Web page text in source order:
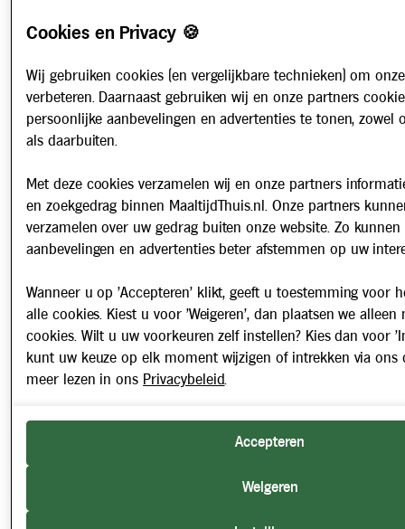
Cookies en Privacy 🍪
Wij gebruiken cookies (en vergelijkbare technieken) om
verbeteren. Daarnaast gebruiken wij en onze partners
persoonlijke aanbevelingen en advertenties te tonen, zowel
als daarbuiten.
Met deze cookies verzamelen wij en onze partners
en zoekgedrag binnen MaaltijdThuis.nl. Onze partners
verzamelen over uw gedrag buiten onze website. Zo kunnen
aanbevelingen en advertenties beter afstemmen op uw
Wanneer u op 'Accepteren' klikt, geeft u toestemming voor
alle cookies. Kiest u voor 'Weigeren', dan plaatsen we alleen
cookies. Wilt u uw voorkeuren zelf instellen? Kies dan voor
kunt uw keuze op elk moment wijzigen of intrekken via ons
meer lezen in ons Privacybeleid.
Accepteren
Weigeren